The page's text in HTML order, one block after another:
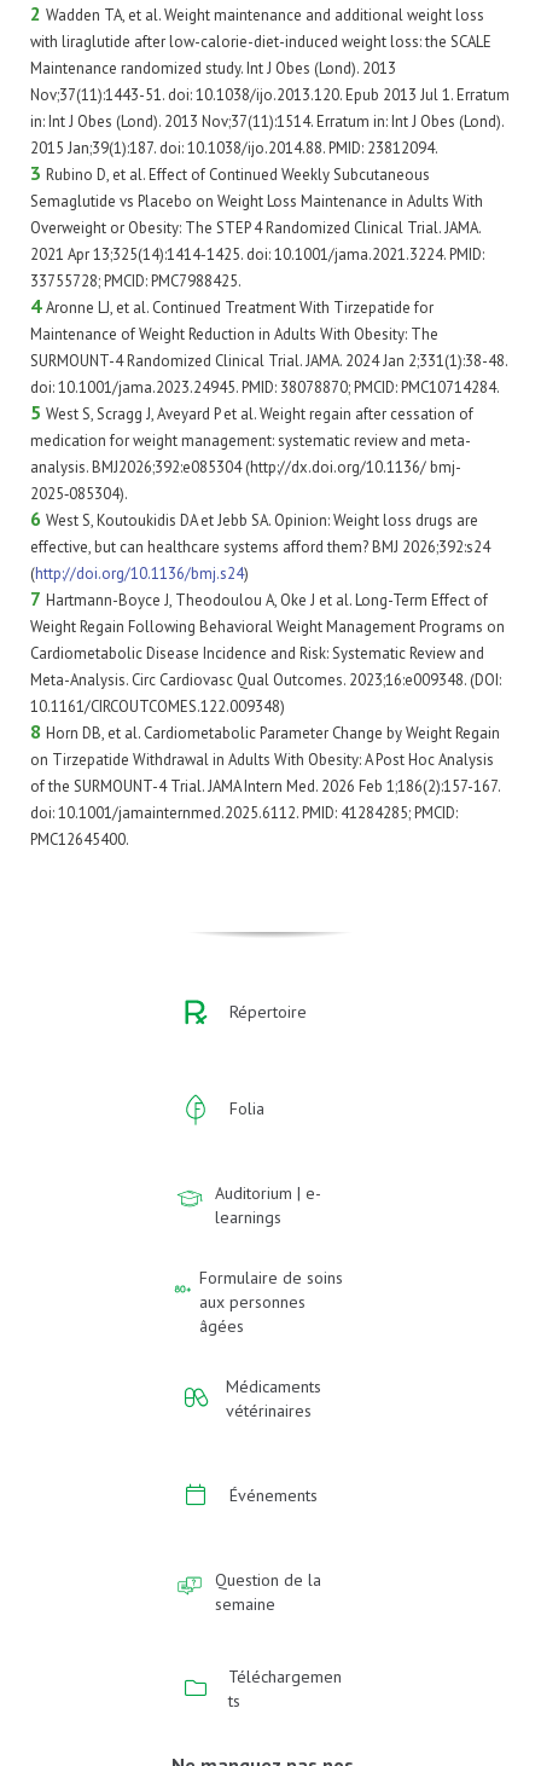
2 Wadden TA, et al. Weight maintenance and additional weight loss
with liraglutide after low-calorie-diet-induced weight loss: the SCALE
Maintenance randomized study. Int J Obes (Lond). 2013
Nov;37(11):1443-51. doi: 10.1038/ijo.2013.120. Epub 2013 Jul 1. Erratum
in: Int J Obes (Lond). 2013 Nov;37(11):1514. Erratum in: Int J Obes (Lond).
2015 Jan;39(1):187. doi: 10.1038/ijo.2014.88. PMID: 23812094.
3 Rubino D, et al. Effect of Continued Weekly Subcutaneous
Semaglutide vs Placebo on Weight Loss Maintenance in Adults With
Overweight or Obesity: The STEP 4 Randomized Clinical Trial. JAMA.
2021 Apr 13;325(14):1414-1425. doi: 10.1001/jama.2021.3224. PMID:
33755728; PMCID: PMC7988425.
4 Aronne LJ, et al. Continued Treatment With Tirzepatide for
Maintenance of Weight Reduction in Adults With Obesity: The
SURMOUNT-4 Randomized Clinical Trial. JAMA. 2024 Jan 2;331(1):38-48.
doi: 10.1001/jama.2023.24945. PMID: 38078870; PMCID: PMC10714284.
5 West S, Scragg J, Aveyard P et al. Weight regain after cessation of
medication for weight management: systematic review and meta-
analysis.BMJ2026;392:e085304 (http://dx.doi.org/10.1136/ bmj-
2025‑085304).
6 West S, Koutoukidis DA et Jebb SA. Opinion: Weight loss drugs are
effective, but can healthcare systems afford them?BMJ 2026;392:s24
(http://doi.org/10.1136/bmj.s24)
7 Hartmann-Boyce J, Theodoulou A, Oke J et al. Long-Term Effect of
Weight Regain Following Behavioral Weight Management Programs on
Cardiometabolic Disease Incidence and Risk: Systematic Review and
Meta-Analysis. Circ Cardiovasc Qual Outcomes. 2023;16:e009348. (DOI:
10.1161/CIRCOUTCOMES.122.009348)
8 Horn DB, et al. Cardiometabolic Parameter Change by Weight Regain
on Tirzepatide Withdrawal in Adults With Obesity: A Post Hoc Analysis
of the SURMOUNT-4 Trial. JAMA Intern Med. 2026 Feb 1;186(2):157-167.
doi: 10.1001/jamainternmed.2025.6112. PMID: 41284285; PMCID:
PMC12645400.
Répertoire
Folia
Auditorium | e-
learnings
Formulaire de soins
aux personnes
âgées
Médicaments
vétérinaires
Événements
Question de la
semaine
Téléchargemen
ts